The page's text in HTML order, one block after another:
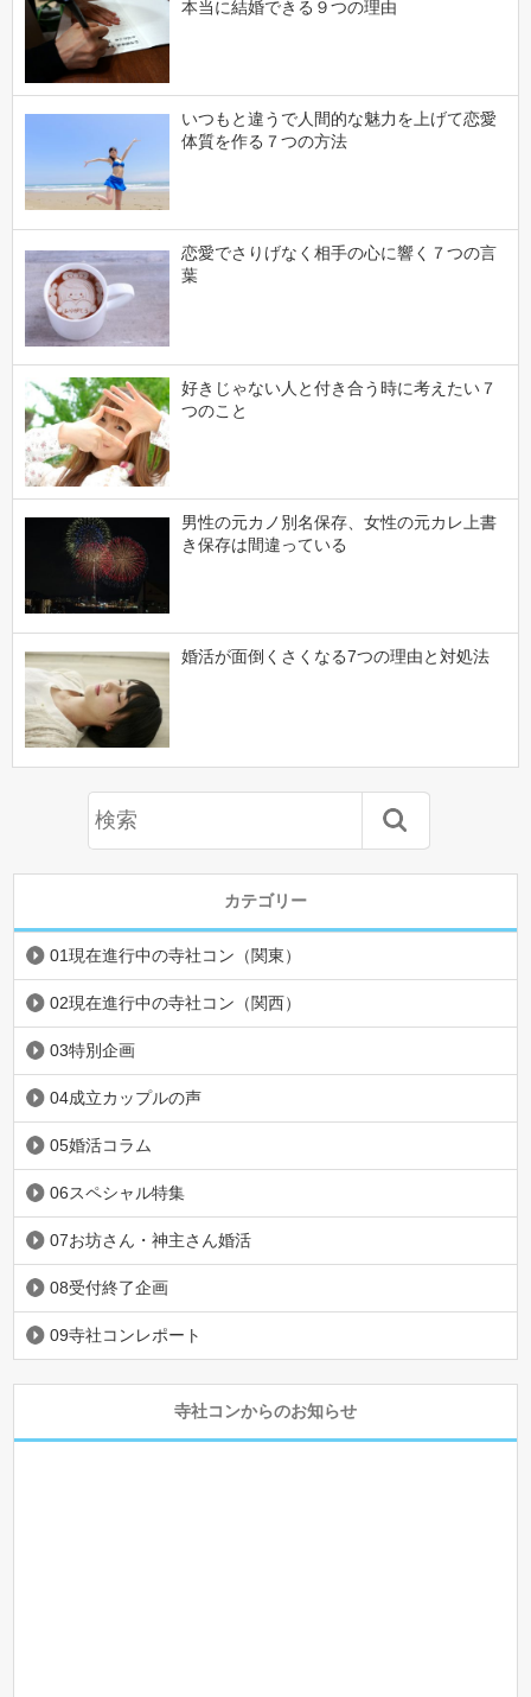
本当に結婚できる９つの理由
いつもと違うで人間的な魅力を上げて恋愛
体質を作る７つの方法
恋愛でさりげなく相手の心に響く７つの言
葉
好きじゃない人と付き合う時に考えたい７
つのこと
男性の元カノ別名保存、女性の元カレ上書
き保存は間違っている
婚活が面倒くさくなる7つの理由と対処法
カテゴリー
01現在進行中の寺社コン（関東）
02現在進行中の寺社コン（関西）
03特別企画
04成立カップルの声
05婚活コラム
06スペシャル特集
07お坊さん・神主さん婚活
08受付終了企画
09寺社コンレポート
寺社コンからのお知らせ